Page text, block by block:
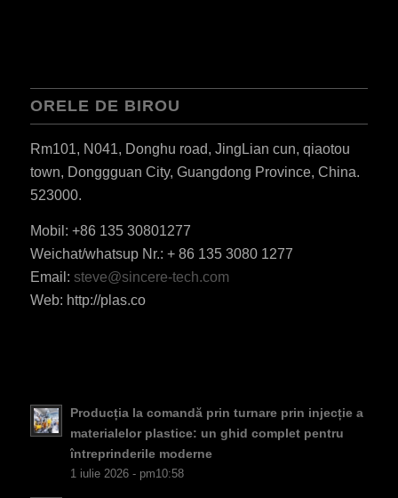
ORELE DE BIROU
Rm101, N041, Donghu road, JingLian cun, qiaotou
town, Donggguan City, Guangdong Province, China.
523000.
Mobil: +86 135 30801277
Weichat/whatsup Nr.: + 86 135 3080 1277
Email: steve@sincere-tech.com
Web: http://plas.co
Producția la comandă prin turnare prin injecție a
materialelor plastice: un ghid complet pentru
întreprinderile moderne
1 iulie 2026 - pm10:58
CS
DA
HU
ES_MX